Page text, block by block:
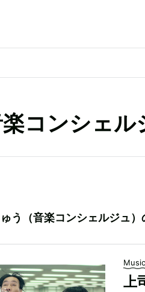
コンシェル
う（音楽コンシェルジュ）
Music
上